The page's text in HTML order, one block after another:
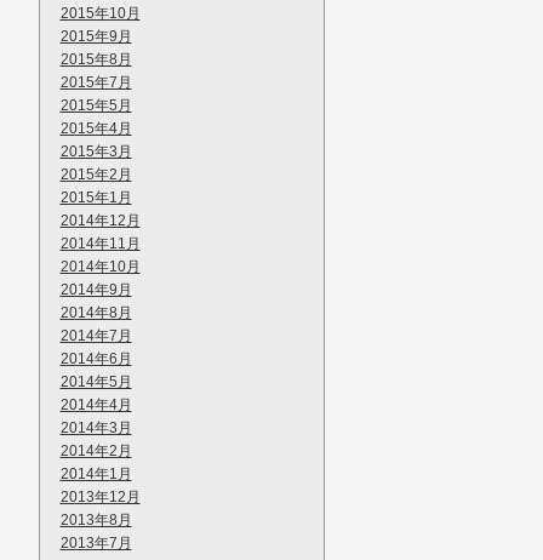
2015年10月
2015年9月
2015年8月
2015年7月
2015年5月
2015年4月
2015年3月
2015年2月
2015年1月
2014年12月
2014年11月
2014年10月
2014年9月
2014年8月
2014年7月
2014年6月
2014年5月
2014年4月
2014年3月
2014年2月
2014年1月
2013年12月
2013年8月
2013年7月